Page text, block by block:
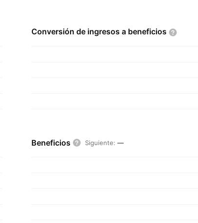
Conversión de ingresos a beneficios
Beneficios Siguiente: —